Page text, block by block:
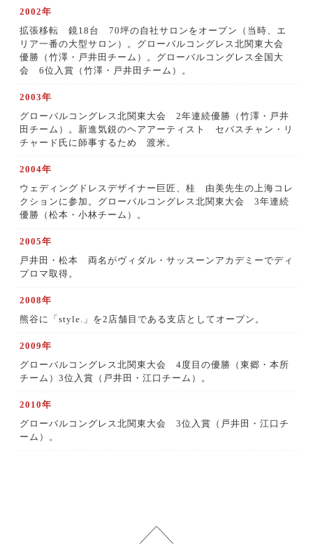
2002年
拡張移転 鏡18台 70坪の自社サロンをオープン（当時、エ
リア一番の大型サロン）。グローバルコングレス北関東大会
優勝（竹澤・戸井田チーム）。グローバルコングレス全国大
会 6位入賞（竹澤・戸井田チーム）。
2003年
グローバルコングレス北関東大会 2年連続優勝（竹澤・戸井
田チーム）。新進気鋭のヘアアーティスト セバスチャン・リ
チャード氏に師事するため 渡米。
2004年
ウェディングドレスデザイナー巨匠、桂 由美先生の上海コレ
クションに参加。グローバルコングレス北関東大会 3年連続
優勝（松本・小林チーム）。
2005年
戸井田・松本 両名がヴィダル・サッスーンアカデミーでディ
プロマ取得。
2008年
熊谷に「style.」を2店舗目である支店としてオープン。
2009年
グローバルコングレス北関東大会 4度目の優勝（東郷・本所
チーム）3位入賞（戸井田・江口チーム）。
2010年
グローバルコングレス北関東大会 3位入賞（戸井田・江口チ
ーム）。